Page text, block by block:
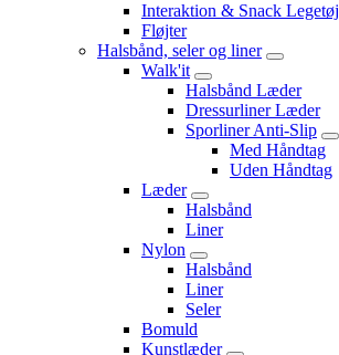
Interaktion & Snack Legetøj
Fløjter
Halsbånd, seler og liner
Walk'it
Halsbånd Læder
Dressurliner Læder
Sporliner Anti-Slip
Med Håndtag
Uden Håndtag
Læder
Halsbånd
Liner
Nylon
Halsbånd
Liner
Seler
Bomuld
Kunstlæder